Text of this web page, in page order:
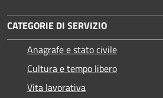
CATEGORIE DI SERVIZIO
Anagrafe e stato civile
Cultura e tempo libero
Vita lavorativa